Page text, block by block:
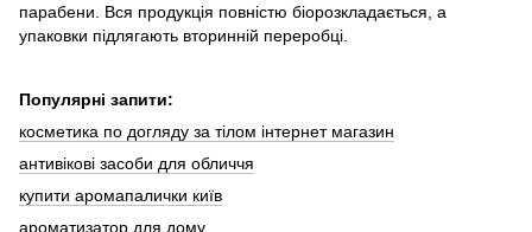
парабени. Вся продукція повністю біорозкладається, а
упаковки підлягають вторинній переробці.
Популярні запити:
косметика по догляду за тілом інтернет магазин
антивікові засоби для обличчя
купити аромапалички київ
ароматизатор для дому